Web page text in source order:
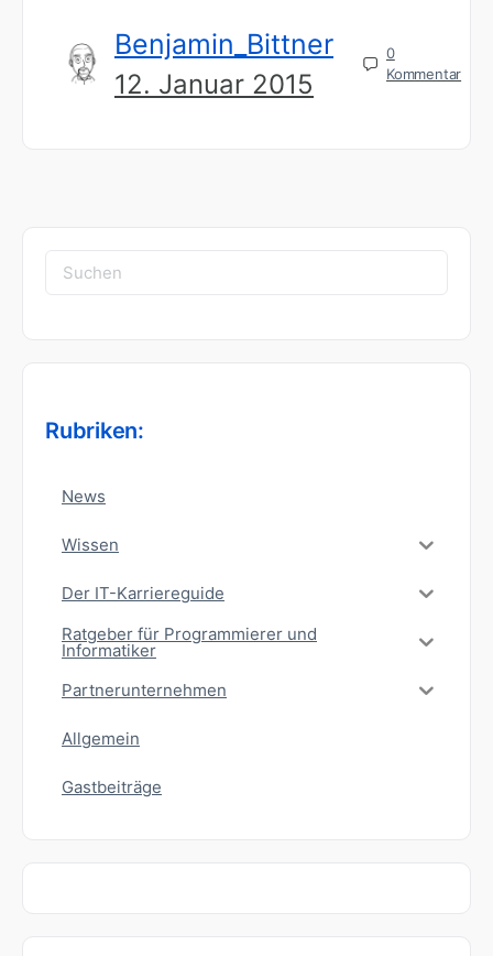
Benjamin_Bittner
12. Januar 2015
0
Kommentar
Suchen
nach:
Rubriken:
News
Wissen
Der IT-Karriereguide
Ratgeber für Programmierer und
Informatiker
Partnerunternehmen
Allgemein
Gastbeiträge